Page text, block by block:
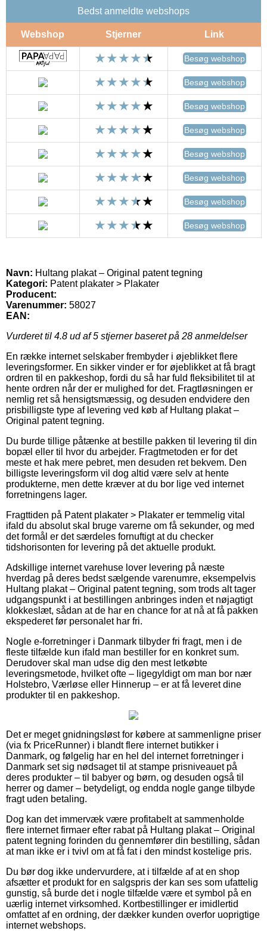
Bedst anmeldte webshops
Webshop Stjerner Link
Besøg webshop
Besøg webshop
Besøg webshop
Besøg webshop
Besøg webshop
Besøg webshop
Besøg webshop
Besøg webshop
Navn: Hultang plakat – Original patent tegning
Kategori: Patent plakater > Plakater
Producent:
Varenummer: 58027
EAN:
Vurderet til 4.8 ud af 5 stjerner baseret på 28 anmeldelser
En række internet selskaber frembyder i øjeblikket flere
leveringsformer. En sikker vinder er for øjeblikket at få bragt
ordren til en pakkeshop, fordi du så har fuld fleksibilitet til at
hente ordren når der er mulighed for det. Fragtløsningen er
nemlig ret så hensigtsmæssig, og desuden endvidere den
prisbilligste type af levering ved køb af Hultang plakat –
Original patent tegning.
Du burde tillige påtænke at bestille pakken til levering til din
bopæl eller til hvor du arbejder. Fragtmetoden er for det
meste et hak mere pebret, men desuden ret bekvem. Den
billigste leveringsform vil dog altid være selv at hente
produkterne, men dette kræver at du bor lige ved internet
forretningens lager.
Fragttiden på Patent plakater > Plakater er temmelig vital
ifald du absolut skal bruge varerne om få sekunder, og med
det formål er det særdeles fornuftigt at du checker
tidshorisonten for levering på det aktuelle produkt.
Adskillige internet varehuse lover levering på næste
hverdag på deres bedst sælgende varenumre, eksempelvis
Hultang plakat – Original patent tegning, som trods alt tager
udgangspunkt i at bestillingen anbringes inden et nøjagtigt
klokkeslæt, sådan at de har en chance for at nå at få pakken
ekspederet før personalet har fri.
Nogle e-forretninger i Danmark tilbyder fri fragt, men i de
fleste tilfælde kun ifald man bestiller for en konkret sum.
Derudover skal man udse dig den mest letkøbte
leveringsmetode, hvilket ofte – ligegyldigt om man bor nær
Holstebro, Værløse eller Hinnerup – er at få leveret dine
produkter til en pakkeshop.
Det er meget gnidningsløst for købere at sammenligne priser
(via fx PriceRunner) i blandt flere internet butikker i
Danmark, og følgelig har en hel del internet forretninger i
Danmark set sig nødsaget til at stampe prisniveauet på
deres produkter – til babyer og børn, og desuden også til
herrer og damer – betydeligt, og endda nogle gange tilbyde
fragt uden betaling.
Dog kan det immervæk være profitabelt at sammenholde
flere internet firmaer efter rabat på Hultang plakat – Original
patent tegning forinden du gennemfører din bestilling, sådan
at man ikke er i tvivl om at få fat i den mindst kostelige pris.
Du bør dog ikke undervurdere, at i tilfælde af at en shop
afsætter et produkt for en salgspris der kan ses som ufattelig
gunstig, så burde det i nogle tilfælde være et symbol på en
uærlig internet virksomhed. Kortbestillinger er imidlertid
omfattet af en ordning, der dækker kunden overfor uoprigtige
internet webshops.